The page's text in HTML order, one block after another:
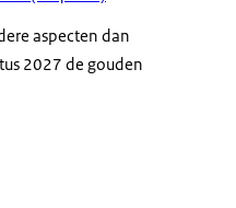
aspecten dan
2027 de gouden